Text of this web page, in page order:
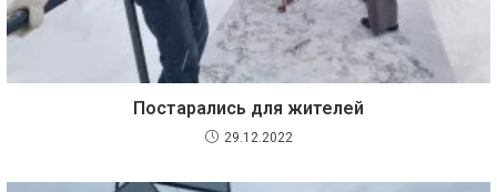
Постарались для жителей
29.12.2022